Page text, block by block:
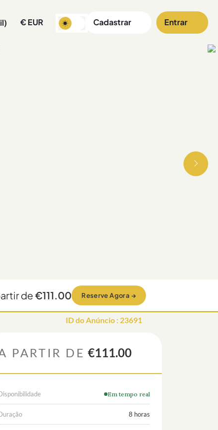
€ EUR Cadastrar Entrar
de€111.00 Reserve Agora →
ID do Anúncio : 23691
PARTIR DE €111.00
Em tempo real
8 horas